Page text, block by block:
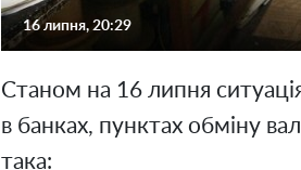
16 липня, 20:29
Станом на 16 липня
в банках, пунктах обміну
така: